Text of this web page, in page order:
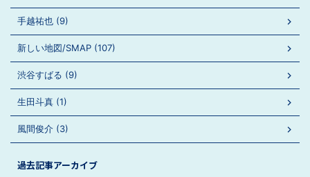
手越祐也 (9)
新しい地図/SMAP (107)
渋谷すばる (9)
生田斗真 (1)
風間俊介 (3)
過去記事アーカイブ